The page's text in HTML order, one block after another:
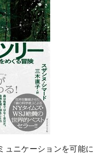
ュニケーションを可能に